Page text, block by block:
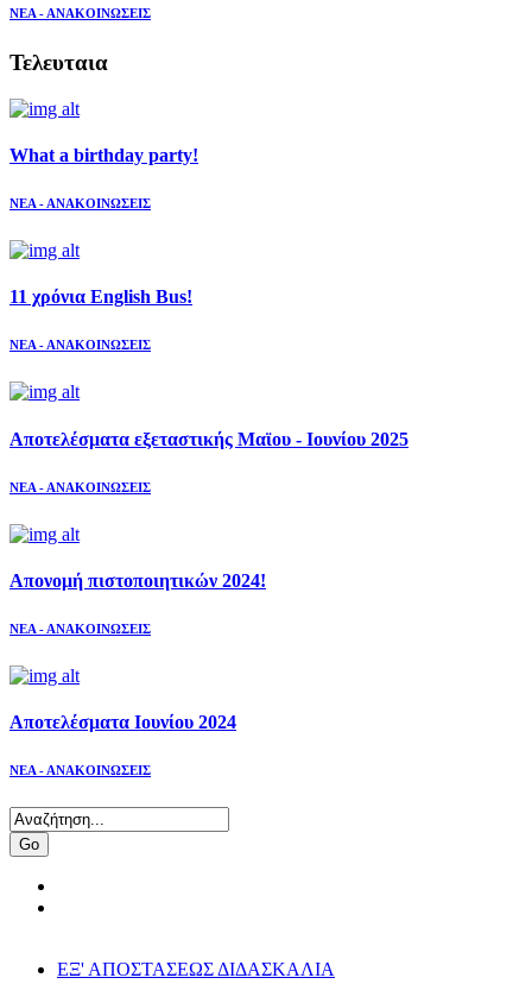
ΝΕΑ - ΑΝΑΚΟΙΝΩΣΕΙΣ
Τελευταια
What a birthday party!
ΝΕΑ - ΑΝΑΚΟΙΝΩΣΕΙΣ
11 χρόνια English Bus!
ΝΕΑ - ΑΝΑΚΟΙΝΩΣΕΙΣ
Αποτελέσματα εξεταστικής Μαϊου - Ιουνίου 2025
ΝΕΑ - ΑΝΑΚΟΙΝΩΣΕΙΣ
Απονομή πιστοποιητικών 2024!
ΝΕΑ - ΑΝΑΚΟΙΝΩΣΕΙΣ
Αποτελέσματα Ιουνίου 2024
ΝΕΑ - ΑΝΑΚΟΙΝΩΣΕΙΣ
Go
ΕΞ' ΑΠΟΣΤΑΣΕΩΣ ΔΙΔΑΣΚΑΛΙΑ